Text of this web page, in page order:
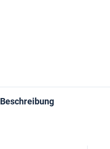
Beschreibung